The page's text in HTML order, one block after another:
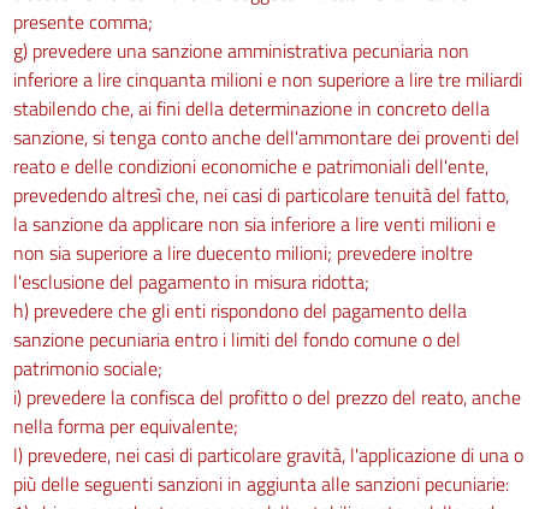
200
201
202
203
204
205
Capo IV
Protezione dei lavoratori dai rischi di esposizione a campi elettromagnetici
206
207
208
209
210
presente comma;
g) prevedere una sanzione amministrativa pecuniaria non
inferiore a lire cinquanta milioni e non superiore a lire tre miliardi
stabilendo che, ai fini della determinazione in concreto della
sanzione, si tenga conto anche dell'ammontare dei proventi del
reato e delle condizioni economiche e patrimoniali dell'ente,
prevedendo altresì che, nei casi di particolare tenuità del fatto,
la sanzione da applicare non sia inferiore a lire venti milioni e
non sia superiore a lire duecento milioni; prevedere inoltre
l'esclusione del pagamento in misura ridotta;
h) prevedere che gli enti rispondono del pagamento della
sanzione pecuniaria entro i limiti del fondo comune o del
patrimonio sociale;
i) prevedere la confisca del profitto o del prezzo del reato, anche
nella forma per equivalente;
l) prevedere, nei casi di particolare gravità, l'applicazione di una o
più delle seguenti sanzioni in aggiunta alle sanzioni pecuniarie: